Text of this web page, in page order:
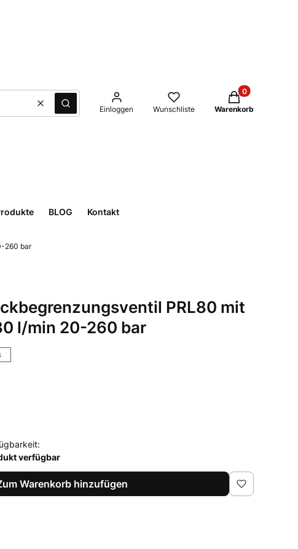
LöschenSuche Einloggen Wunschliste
Produkte im
Warenkorb
BLOG Kontakt
260 bar
PRL80 mit
l/min 20-260 bar
verfügbar
Warenkorb hinzufügen